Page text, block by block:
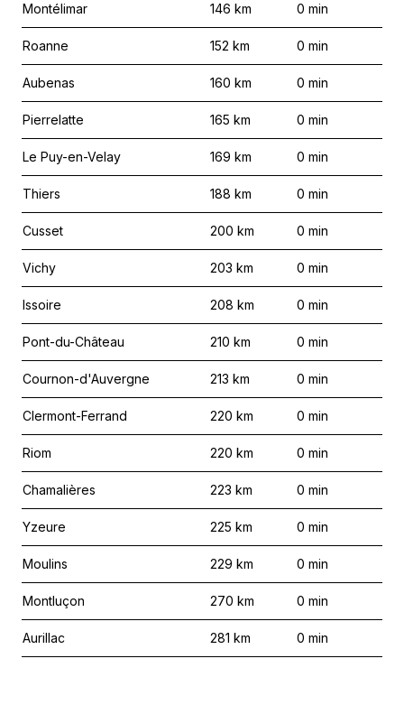
Montélimar 146 km 0 min
Roanne 152 km 0 min
Aubenas 160 km 0 min
Pierrelatte 165 km 0 min
Le Puy-en-Velay 169 km 0 min
Thiers 188 km 0 min
Cusset 200 km 0 min
Vichy 203 km 0 min
Issoire 208 km 0 min
Pont-du-Château 210 km 0 min
Cournon-d'Auvergne 213 km 0 min
Clermont-Ferrand 220 km 0 min
Riom 220 km 0 min
Chamalières 223 km 0 min
Yzeure 225 km 0 min
Moulins 229 km 0 min
Montluçon 270 km 0 min
Aurillac 281 km 0 min